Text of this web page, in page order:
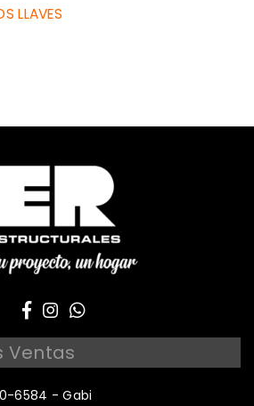
LLAVES
Ventas
6584 - Gabi